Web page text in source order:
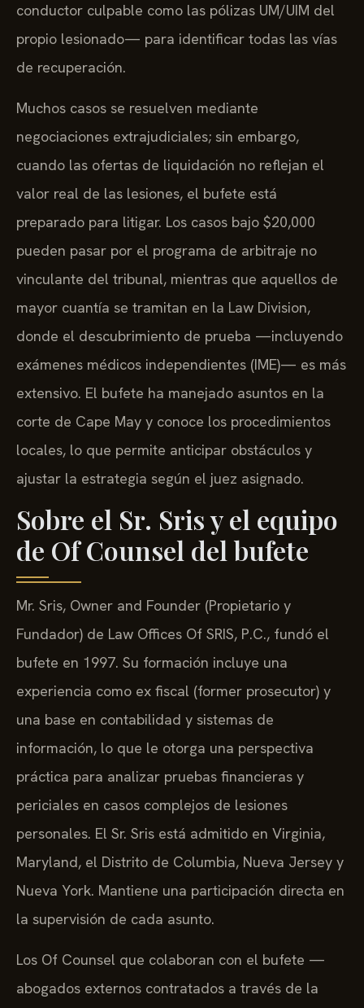
conductor culpable como las pólizas UM/UIM del
propio lesionado— para identificar todas las vías
de recuperación.
Muchos casos se resuelven mediante
negociaciones extrajudiciales; sin embargo,
cuando las ofertas de liquidación no reflejan el
valor real de las lesiones, el bufete está
preparado para litigar. Los casos bajo $20,000
pueden pasar por el programa de arbitraje no
vinculante del tribunal, mientras que aquellos de
mayor cuantía se tramitan en la Law Division,
donde el descubrimiento de prueba —incluyendo
exámenes médicos independientes (IME)— es más
extensivo. El bufete ha manejado asuntos en la
corte de Cape May y conoce los procedimientos
locales, lo que permite anticipar obstáculos y
ajustar la estrategia según el juez asignado.
Sobre el Sr. Sris y el equipo
de Of Counsel del bufete
Mr. Sris, Owner and Founder (Propietario y
Fundador) de Law Offices Of SRIS, P.C., fundó el
bufete en 1997. Su formación incluye una
experiencia como ex fiscal (former prosecutor) y
una base en contabilidad y sistemas de
información, lo que le otorga una perspectiva
práctica para analizar pruebas financieras y
periciales en casos complejos de lesiones
personales. El Sr. Sris está admitido en Virginia,
Maryland, el Distrito de Columbia, Nueva Jersey y
Nueva York. Mantiene una participación directa en
la supervisión de cada asunto.
Los Of Counsel que colaboran con el bufete —
abogados externos contratados a través de la